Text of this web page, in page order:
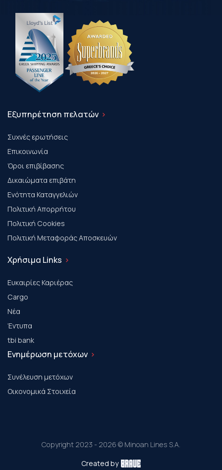
Εξυπηρέτηση πελατών
Συχνές ερωτήσεις
Επικοινωνία
Όροι επιβίβασης
Δικαιώματα επιβάτη
Ενότητα Καταγγελιών
Πολιτική Απορρήτου
Πολιτική Cookies
Πολιτική Μεταφοράς Αποσκευών
Χρήσιμα Links
Ευκαιρίες Καριέρας
Cargo
Νέα
Έντυπα
tbi bank
Ενημέρωση μετόχων
Συνέλευση μετόχων
Οικονομικά Στοιχεία
Copyright 2023 - 2026 © Minoan Lines S.A.
Created by